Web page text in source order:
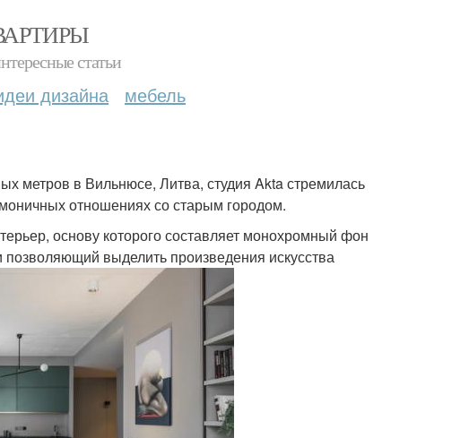
статьи
дизайна мебель
метров в Вильнюсе, Литва, студия Akta стремилась
отношениях со старым городом.
основу которого составляет монохромный фон
выделить произведения искусства